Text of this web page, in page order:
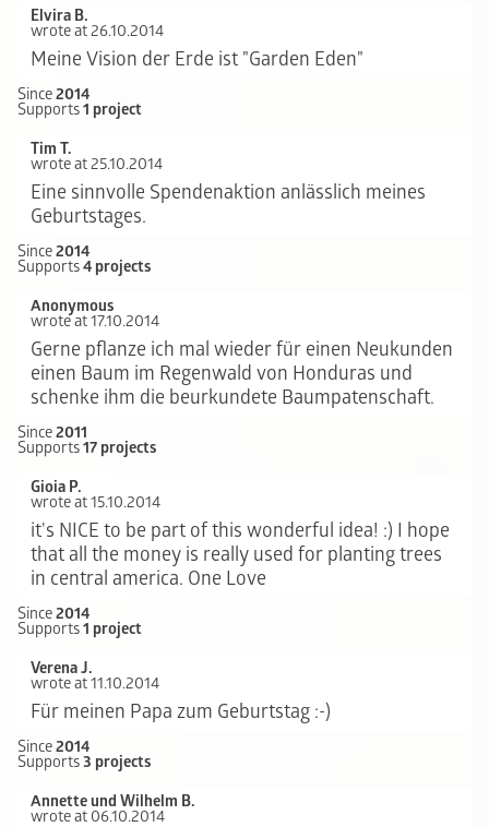
Elvira B.
wrote at 26.10.2014
Meine Vision der Erde ist "Garden Eden"
Since2014
Supports1 project
Tim T.
wrote at 25.10.2014
Eine sinnvolle Spendenaktion anlässlich meines
Geburtstages.
Since2014
Supports4 projects
Anonymous
wrote at 17.10.2014
Gerne pflanze ich mal wieder für einen Neukunden
einen Baum im Regenwald von Honduras und
schenke ihm die beurkundete Baumpatenschaft.
Since2011
Supports17 projects
Gioia P.
wrote at 15.10.2014
it's NICE to be part of this wonderful idea! :) I hope
that all the money is really used for planting trees
in central america. One Love
Since2014
Supports1 project
Verena J.
wrote at 11.10.2014
Für meinen Papa zum Geburtstag :-)
Since2014
Supports3 projects
Annette und Wilhelm B.
wrote at 06.10.2014